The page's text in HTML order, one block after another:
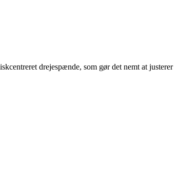
drejespænde, som gør det nemt at justerer